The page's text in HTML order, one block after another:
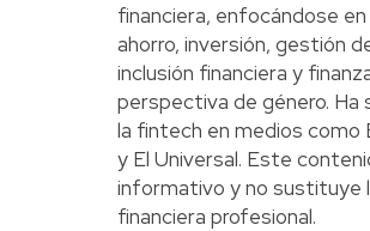
financiera, enfocándose
ahorro, inversión, gestión
inclusión financiera y
perspectiva de género. Ha
la fintech en medios como
y El Universal. Este
informativo y no sustituye
financiera profesional.